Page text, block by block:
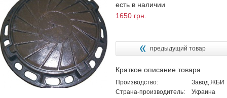
есть в наличии
1650 грн.
предыдущий товар
Краткое описание товара
Производство:
Завод ЖБИ
Страна-производитель:
Украина